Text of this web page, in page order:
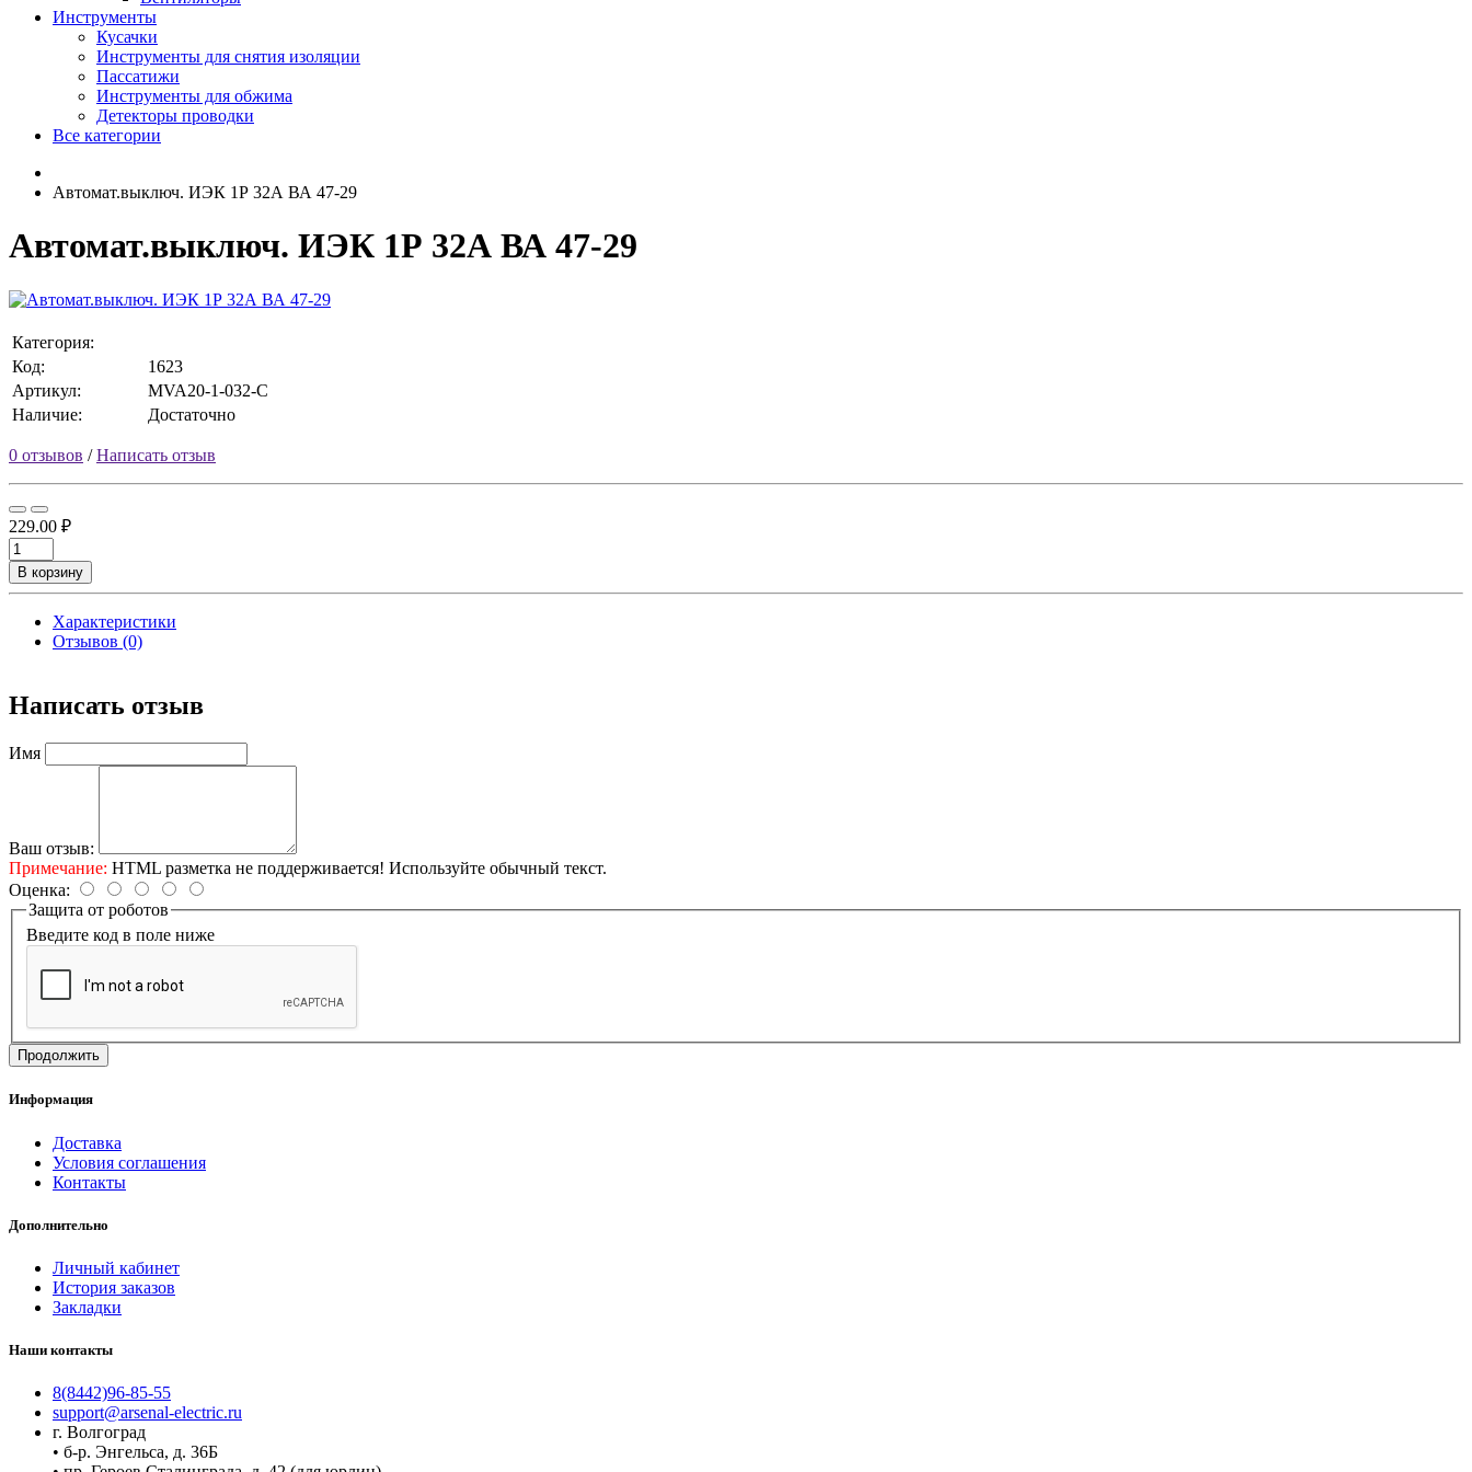
Инструменты
Кусачки
Инструменты для снятия изоляции
Пассатижи
Инструменты для обжима
Детекторы проводки
Все категории
Автомат.выключ. ИЭК 1Р 32А ВА 47-29
Автомат.выключ. ИЭК 1Р 32А ВА 47-29
Категория:
Код:
1623
Артикул:
MVA20-1-032-C
Наличие:
Достаточно
0 отзывов /Написать отзыв
229.00 ₽
В корзину
Характеристики
Отзывов (0)
Написать отзыв
Имя
Ваш отзыв:
Примечание: HTML разметка не поддерживается! Используйте обычный текст.
Оценка:
Защита от роботов
Введите код в поле ниже
Продолжить
Информация
Доставка
Условия соглашения
Контакты
Дополнительно
Личный кабинет
История заказов
Закладки
Наши контакты
8(8442)96-85-55
support@arsenal-electric.ru
г. Волгоград
• б-р. Энгельса, д. 36Б